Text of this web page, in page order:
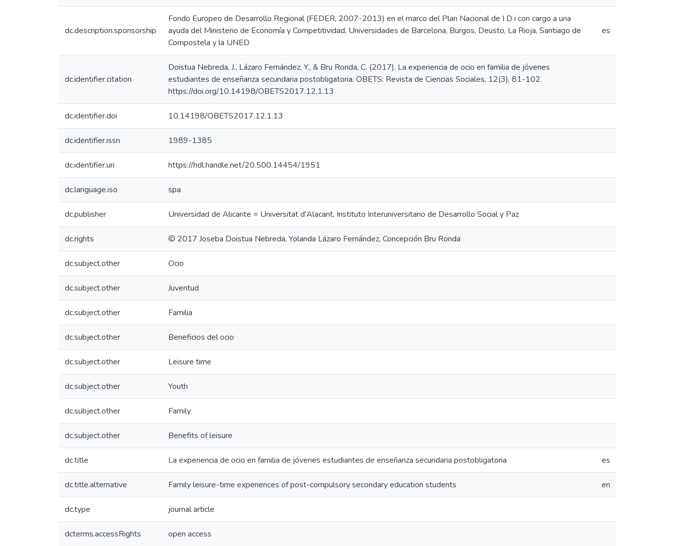
dc.description.sponsorship
Fondo Europeo de Desarrollo Regional (FEDER, 2007-2013) en el marco del Plan Nacional de I D i con cargo a una
ayuda del Ministerio de Economía y Competitividad, Universidades de Barcelona, Burgos, Deusto, La Rioja, Santiago de
Compostela y la UNED
es
dc.identifier.citation
Doistua Nebreda, J., Lázaro Fernández, Y., & Bru Ronda, C. (2017). La experiencia de ocio en familia de jóvenes
estudiantes de enseñanza secundaria postobligatoria. OBETS: Revista de Ciencias Sociales, 12(3), 81-102.
https://doi.org/10.14198/OBETS2017.12.1.13
dc.identifier.doi 10.14198/OBETS2017.12.1.13
dc.identifier.issn 1989-1385
dc.identifier.uri https://hdl.handle.net/20.500.14454/1951
dc.language.iso spa
dc.publisher Universidad de Alicante = Universitat d'Alacant, Instituto Interuniversitario de Desarrollo Social y Paz
dc.rights © 2017 Joseba Doistua Nebreda, Yolanda Lázaro Fernández, Concepción Bru Ronda
dc.subject.other Ocio
dc.subject.other Juventud
dc.subject.other Familia
dc.subject.other Beneficios del ocio
dc.subject.other Leisure time
dc.subject.other Youth
dc.subject.other Family
dc.subject.other Benefits of leisure
dc.title La experiencia de ocio en familia de jóvenes estudiantes de enseñanza secundaria postobligatoria es
dc.title.alternative Family leisure-time experiences of post-compulsory secondary education students en
dc.type journal article
dcterms.accessRights open access